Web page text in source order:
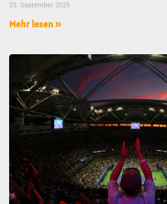
23. September 2025
Mehr lesen »